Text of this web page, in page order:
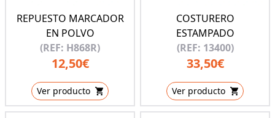
REPUESTO MARCADOR
EN POLVO
(REF: H868R)
12,50€
Ver producto
COSTURERO
ESTAMPADO
(REF: 13400)
33,50€
Ver producto